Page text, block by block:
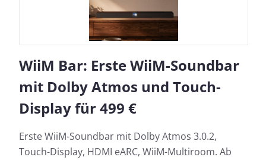
WiiM Bar: Erste WiiM-Soundbar
mit Dolby Atmos und Touch-
Display für 499 €
Erste WiiM-Soundbar mit Dolby Atmos 3.0.2,
Touch-Display, HDMI eARC, WiiM-Multiroom. Ab